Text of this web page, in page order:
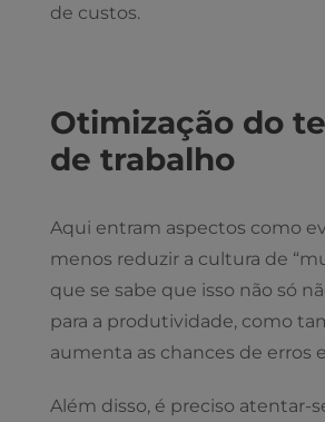
de custos.
Otimização do
de trabalho
Aqui entram aspectos como
menos reduzir a cultura de
que se sabe que isso não só
para a produtividade, como
aumenta as chances de erros
Além disso, é preciso atentar-